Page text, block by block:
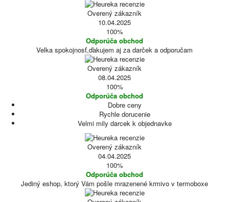
Overený zákazník
10.04.2025
100%
Odporúča obchod
Velka spokojnosť,ďakujem aj za darček a odporučam
Overený zákazník
08.04.2025
100%
Odporúča obchod
Dobre ceny
Rychle dorucenie
Velmi mily darcek k objednavke
Overený zákazník
04.04.2025
100%
Odporúča obchod
Jediný eshop, ktorý Vám pošle mrazenené krmivo v termoboxe